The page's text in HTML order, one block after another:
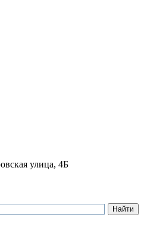
улица, 4Б